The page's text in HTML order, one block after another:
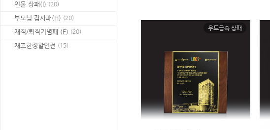
인물 상패(I) (20)
부모님 감사패(H) (20)
재직/퇴직기념패 (E) (20)
재고한정할인전 (15)
우드금속 상패